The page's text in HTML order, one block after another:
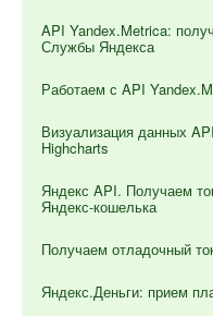
API Yandex.Metrica:
Службы Яндекса
Работаем с API
Визуализация данных
Highcharts
Яндекс API. Получаем
Яндекс-кошелька
Получаем отладочный
Яндекс.Деньги: прием